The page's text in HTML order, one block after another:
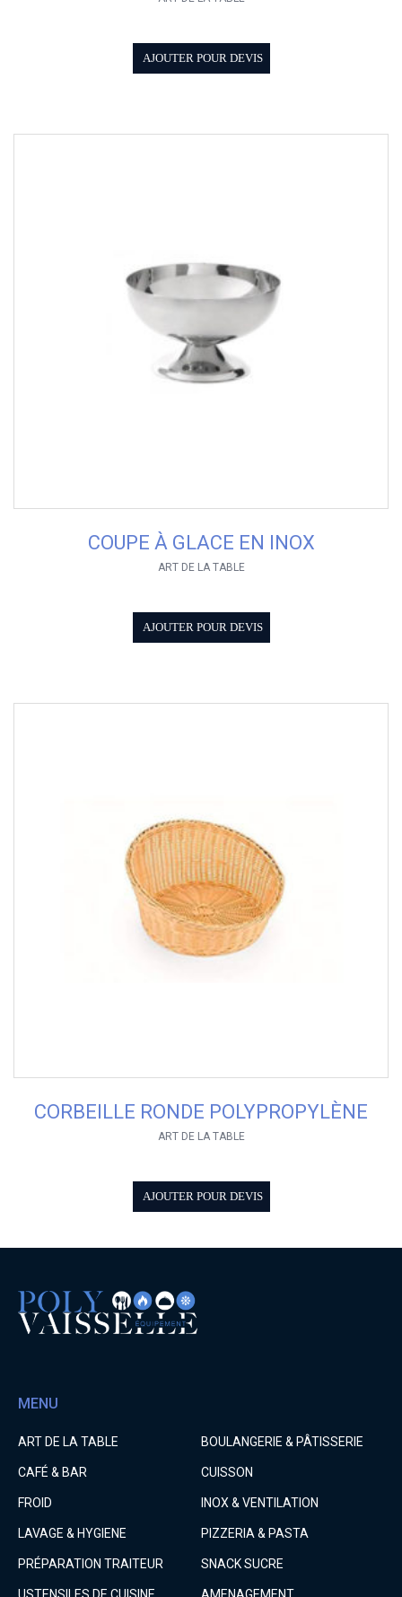
AJOUTER POUR DEVIS
COUPE À GLACE EN INOX
ART DE LA TABLE
AJOUTER POUR DEVIS
CORBEILLE RONDE POLYPROPYLÈNE
ART DE LA TABLE
AJOUTER POUR DEVIS
MENU
ART DE LA TABLE BOULANGERIE & PÂTISSERIE
CAFÉ & BAR CUISSON
FROID INOX & VENTILATION
LAVAGE & HYGIENE PIZZERIA & PASTA
PRÉPARATION TRAITEUR SNACK SUCRE